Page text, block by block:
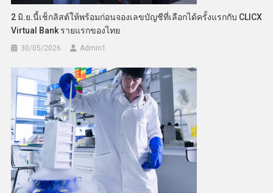
2 มิ.ย.นี้เช็กลิสต์ให้พร้อมก่อนจองเลขบัญชีที่เลือกได้ครั้งแรกกับ CLICX
Virtual Bank รายแรกของไทย
30/05/2026 Admin​1